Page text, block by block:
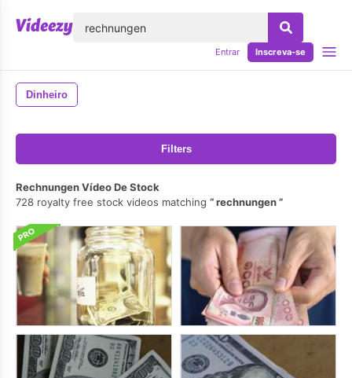
Entrar Inscreva-se
Dinheiro
Filters
Rechnungen Vídeo De Stock
728 royalty free stock videos matching
rechnungen